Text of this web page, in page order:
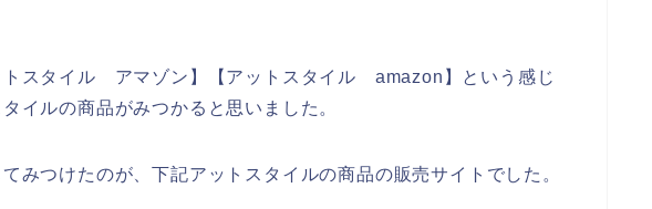
トスタイル アマゾン】【アットスタイル amazon】という感じ
イルの商品がみつかると思いました。
みつけたのが、下記アットスタイルの商品の販売サイトでした。